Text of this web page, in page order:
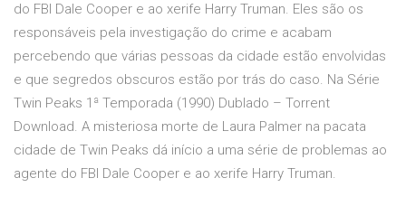
do FBI Dale Cooper e ao xerife Harry Truman. Eles são os
responsáveis pela investigação do crime e acabam
percebendo que várias pessoas da cidade estão envolvidas
e que segredos obscuros estão por trás do caso. Na Série
Twin Peaks 1ª Temporada (1990) Dublado – Torrent
Download. A misteriosa morte de Laura Palmer na pacata
cidade de Twin Peaks dá início a uma série de problemas ao
agente do FBI Dale Cooper e ao xerife Harry Truman.